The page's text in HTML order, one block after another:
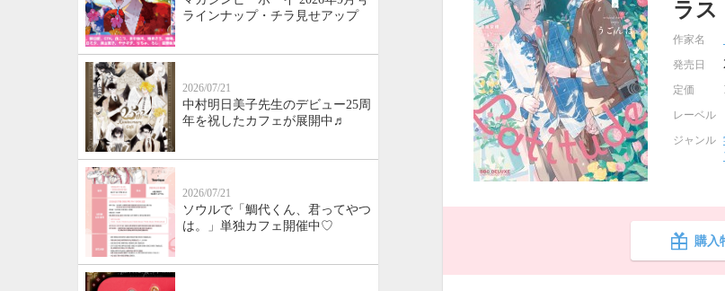
ラス
作家名
発売日
定価
レーベル
ジャンル
購入
ラインナップ・チラ見せアップ
2026/07/21
中村明日美子先生のデビュー25周
年を祝したカフェが展開中♬
2026/07/21
ソウルで「鯛代くん、君ってやつ
は。」単独カフェ開催中♡